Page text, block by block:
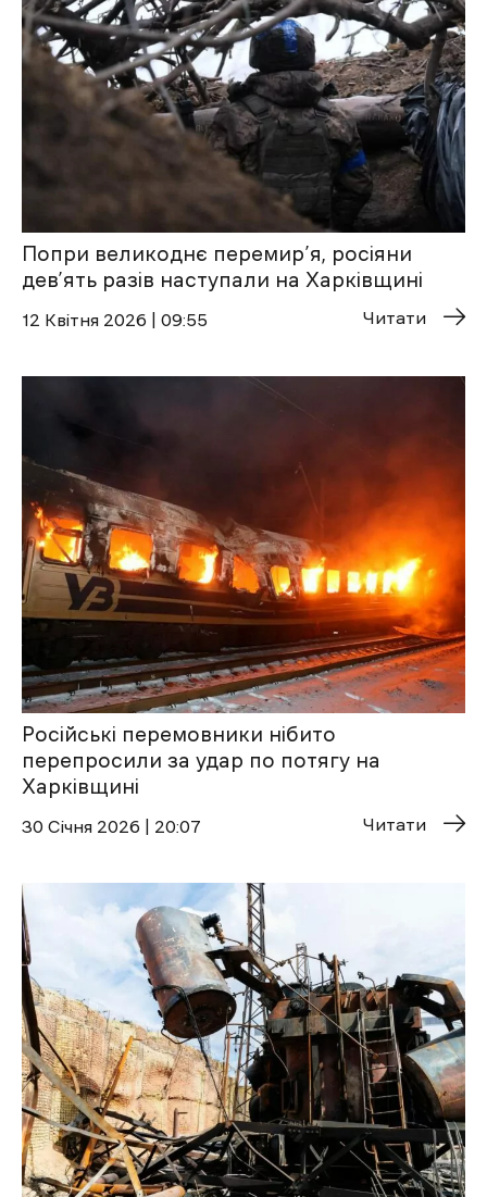
Попри великоднє перемир’я, росіяни
дев’ять разів наступали на Харківщині
12 Квітня 2026 | 09:55 Читати
Російські перемовники нібито
перепросили за удар по потягу на
Харківщині
30 Січня 2026 | 20:07 Читати